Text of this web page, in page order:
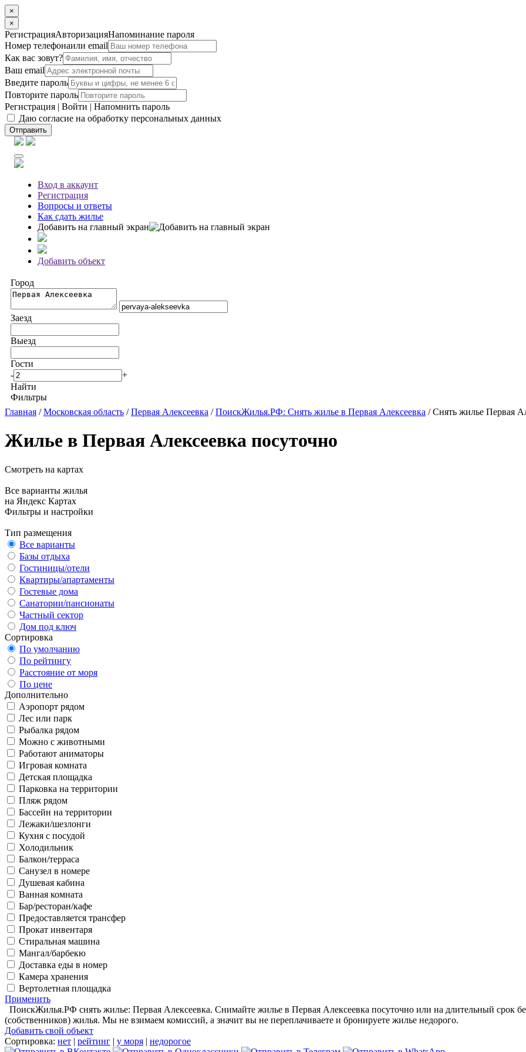
×
×
РегистрацияАвторизацияНапоминание пароля
Номер телефонаили email
Как вас зовут?
Ваш email
Введите пароль
Повторите пароль
Регистрация | Войти | Напомнить пароль
Даю согласие на обработку персональных данных
Отправить
Вход в аккаунт
Регистрация
Вопросы и ответы
Как сдать жилье
Добавить на главный экран
Добавить объект
Город
Заезд
Выезд
Гости
-
+
Найти
Фильтры
Главная /Московская область /Первая Алексеевка /ПоискЖилья.РФ: Снять жилье в Первая Алексеевка / Снять жилье Первая
Жилье в Первая Алексеевка посуточно
Смотреть на картах
Все варианты жилья
на Яндекс Картах
Фильтры и настройки
Тип размещения
Все варианты
Базы отдыха
Гостиницы/отели
Квартиры/апартаменты
Гостевые дома
Санатории/пансионаты
Частный сектор
Дом под ключ
Сортировка
По умолчанию
По рейтингу
Расстояние от моря
По цене
Дополнительно
Аэропорт рядом
Лес или парк
Рыбалка рядом
Можно с животными
Работают аниматоры
Игровая комната
Детская площадка
Парковка на территории
Пляж рядом
Бассейн на территории
Лежаки/шезлонги
Кухня с посудой
Холодильник
Балкон/терраса
Санузел в номере
Душевая кабина
Ванная комната
Бар/ресторан/кафе
Предоставляется трансфер
Прокат инвентаря
Стиральная машина
Мангал/барбекю
Доставка еды в номер
Камера хранения
Вертолетная площадка
Применить
ПоискЖилья.РФ снять жилье: Первая Алексеевка. Снимайте жилье в Первая Алексеевка посуточно или на длительный срок
(собственников) жилья. Мы не взимаем комиссий, а значит вы не переплачиваете и бронируете жилье недорого.
Добавить свой объект
Сортировка: нет | рейтинг | у моря | недорогое